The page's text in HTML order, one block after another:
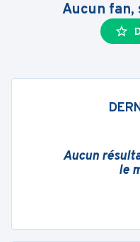
Aucun fan,
Aucun
le